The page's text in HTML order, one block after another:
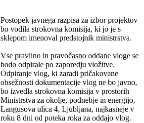
Postopek javnega razpisa za izbor projektov
bo vodila strokovna komisija, ki jo je s
sklepom imenoval predstojnik ministrstva.
Vse pravilno in pravočasno oddane vloge se
bodo odpirale po zaporedju vložitve.
Odpiranje vlog, ki zaradi pričakovane
obsežnosti dokumentacije vlog ne bo javno,
bo izvedla strokovna komisija v prostorih
Ministrstva za okolje, podnebje in energijo,
Langusova ulica 4, Ljubljana, najkasneje v
roku 8 dni od poteka roka za oddajo vlog.